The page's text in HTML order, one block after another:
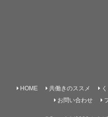
HOME 共働きのススメ
お問い合わせ